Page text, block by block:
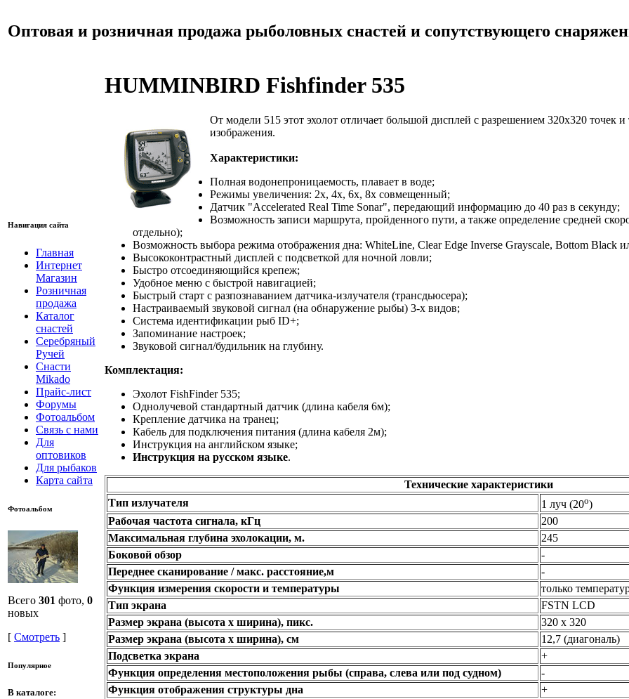
Оптовая и розничная продажа рыболовных снастей и сопутствующего
Навигация сайта
Главная
Интернет
Магазин
Розничная
продажа
Каталог
снастей
Серебряный
Ручей
Снасти
Mikado
Прайс-лист
Форумы
Фотоальбом
Связь с нами
Для
оптовиков
Для рыбаков
Карта сайта
Фотоальбом
Всего 301 фото, 0
новых
[ Смотреть ]
Популярное
В каталоге:
HUMMINBIRD Fishfinder 535
От модели 515 этот эхолот отличает большой дисплей с разрешением 320х320 точек
изображения.
Характеристики:
Полная водонепроницаемость, плавает в воде;
Режимы увеличения: 2х, 4х, 6х, 8x совмещенный;
Датчик "Accelerated Real Time Sonar", передающий информацию до 40 раз в секунду;
Возможность записи маршрута, пройденного пути, а также определение средней
отдельно);
Возможность выбора режима отображения дна: WhiteLine, Clear Edge Inverse Grayscale, Bottom Black
Высококонтрастный дисплей с подсветкой для ночной ловли;
Быстро отсоединяющийся крепеж;
Удобное меню с быстрой навигацией;
Быстрый старт с разпознаванием датчика-излучателя (трансдьюсера);
Настраиваемый звуковой сигнал (на обнаружение рыбы) 3-х видов;
Система идентификации рыб ID+;
Запоминание настроек;
Звуковой сигнал/будильник на глубину.
Комплектация:
Эхолот FishFinder 535;
Однолучевой стандартный датчик (длина кабеля 6м);
Крепление датчика на транец;
Кабель для подключения питания (длина кабеля 2м);
Инструкция на английском языке;
Инструкция на русском языке.
Технические характеристики
Тип излучателя
1 луч (20о)
Рабочая частота сигнала, кГц
200
Максимальная глубина эхолокации, м.
245
Боковой обзор
-
Переднее сканирование / макс. расстояние,м
-
Функция измерения скорости и температуры
только
Тип экрана
FSTN LCD
Размер экрана (высота х ширина), пикс.
320 х 320
Размер экрана (высота х ширина), см
12,7 (диагональ)
Подсветка экрана
+
Функция определения местоположения рыбы (справа, слева или под судном)
-
Функция отображения структуры дна
+